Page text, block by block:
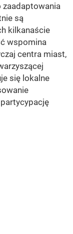
zaadaptowania
są
kilkanaście
wspomina
centra miast,
się lokalne